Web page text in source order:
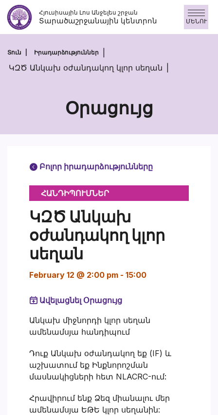
Skip
to
content
Հյուսիսային Լոս Անջելես շրջան
Տարածաշրջանային կենտրոն ՄԵՆՈՒ
Տուն Իրադարձություններ
ԿԶԾ Անկախ օժանդակող կլոր սեղան
Օրացույց
Բոլոր իրադարձությունները
ՀԱՆԴԻՊՈՒՄՆԵՐ
ԿԶԾ Անկախ
օժանդակող կլոր
սեղան
February 12 @ 2:00 pm - 15:00
Ավելացնել Օրացույց
Անկախ միջնորդի կլոր սեղան
ամենամսյա հանդիպում
Դուք Անկախ օժանդակող եք (IF) և
աշխատում եք Ինքնորոշման
մասնակիցների հետ NLACRC-ում:
Հրավիրում ենք Ձեզ միանալու մեր
ամենամսյա ԵԹԵ կլոր սեղանին: